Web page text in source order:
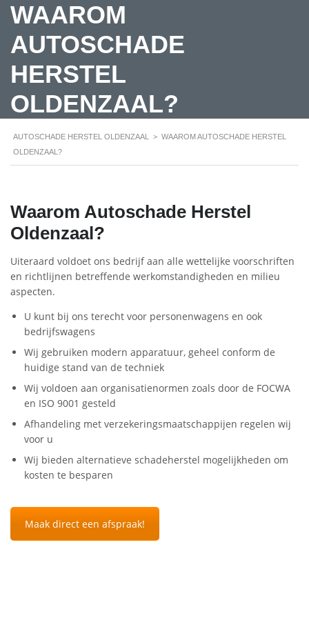
WAAROM
AUTOSCHADE
HERSTEL
OLDENZAAL?
AUTOSCHADE HERSTEL OLDENZAAL > WAAROM AUTOSCHADE HERSTEL
OLDENZAAL?
Waarom Autoschade Herstel
Oldenzaal?
Uiteraard voldoet ons bedrijf aan alle wettelijke voorschriften
en richtlijnen betreffende werkomstandigheden en milieu
aspecten.
U kunt bij ons terecht voor personenwagens en ook
bedrijfswagens
Wij gebruiken modern apparatuur, geheel conform de
huidige stand van de techniek
Wij voldoen aan organisatienormen zoals door de FOCWA
en ISO 9001 gesteld
Afhandeling met verzekeringsmaatschappijen regelen wij
voor u
Wij bieden alternatieve schadeherstel mogelijkheden om
kosten te besparen
Maak direct een afspraak!